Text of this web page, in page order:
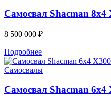
Самосвал Shacman 8x4
8 500 000 ₽
Подробнее
Самосвалы
Самосвал Shacman 6x4